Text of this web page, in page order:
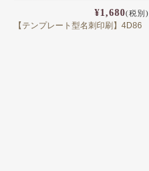
¥1,680(税別)
【テンプレート型名刺印刷】4D86